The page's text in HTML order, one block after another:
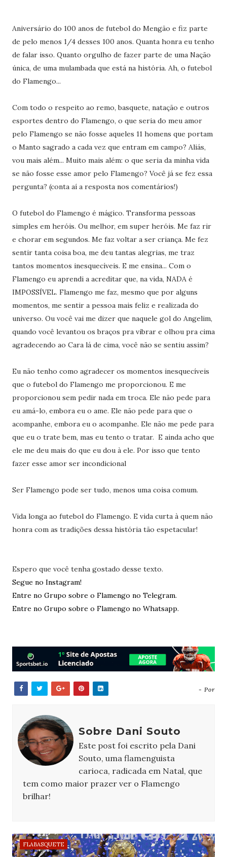
Aniversário do 100 anos de futebol do Mengão e fiz parte
de pelo menos 1/4 desses 100 anos. Quanta honra eu tenho
de falar isso. Quanto orgulho de fazer parte de uma Nação
única, de uma mulambada que está na história. Ah, o futebol
do Flamengo...
Com todo o respeito ao remo, basquete, natação e outros
esportes dentro do Flamengo, o que seria do meu amor
pelo Flamengo se não fosse aqueles 11 homens que portam
o Manto sagrado a cada vez que entram em campo? Aliás,
vou mais além... Muito mais além: o que seria da minha vida
se não fosse esse amor pelo Flamengo? Você já se fez essa
pergunta? (conta aí a resposta nos comentários!)
O futebol do Flamengo é mágico. Transforma pessoas
simples em heróis. Ou melhor, em super heróis. Me faz rir
e chorar em segundos. Me faz voltar a ser criança. Me fez
sentir tanta coisa boa, me deu tantas alegrias, me traz
tantos momentos inesquecíveis. E me ensina... Com o
Flamengo eu aprendi a acreditar que, na vida, NADA é
IMPOSSÍVEL. Flamengo me faz, mesmo que por alguns
momentos, me sentir a pessoa mais feliz e realizada do
universo. Ou você vai me dizer que naquele gol do Angelim,
quando você levantou os braços pra vibrar e olhou pra cima
agradecendo ao Cara lá de cima, você não se sentiu assim?
Eu não tenho como agradecer os momentos inesquecíveis
que o futebol do Flamengo me proporcionou. E me
proporcionou sem pedir nada em troca. Ele não pede para
eu amá-lo, embora eu o ame. Ele não pede para que o
acompanhe, embora eu o acompanhe. Ele não me pede para
que eu o trate bem, mas eu tento o tratar. E ainda acho que
ele me deu mais do que eu dou à ele. Por isso que tento
fazer esse amor ser incondicional
Ser Flamengo pode ser tudo, menos uma coisa comum.
Vida longa ao futebol do Flamengo. E vida curta à quem não
honra com as tradições dessa história tão espetacular!
Espero que você tenha gostado desse texto.
Segue no Instagram!
Entre no Grupo sobre o Flamengo no Telegram.
Entre no Grupo sobre o Flamengo no Whatsapp.
- Por
Sobre Dani Souto
Este post foi escrito pela Dani
Souto, uma flamenguista
carioca, radicada em Natal, que
tem como maior prazer ver o Flamengo
brilhar!
FLABASQUETE